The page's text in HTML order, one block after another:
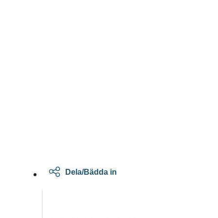
Dela/Bädda in